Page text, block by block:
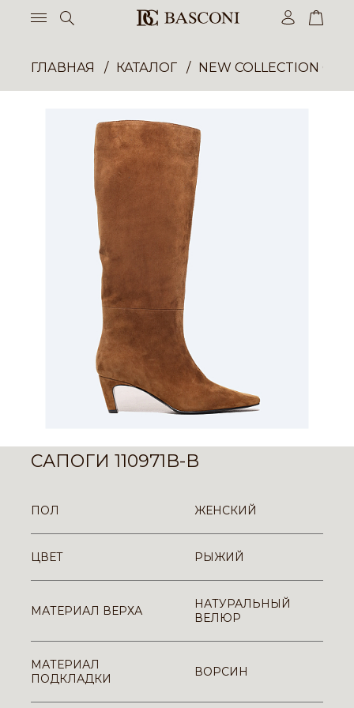
ГЛАВНАЯ КАТАЛОГ NEW COLLECTION
САПОГИ 110971B-B
ПОЛ ЖЕНСКИЙ
ЦВЕТ РЫЖИЙ
МАТЕРИАЛ ВЕРХА
НАТУРАЛЬНЫЙ
ВЕЛЮР
МАТЕРИАЛ
ПОДКЛАДКИ
ВОРСИН